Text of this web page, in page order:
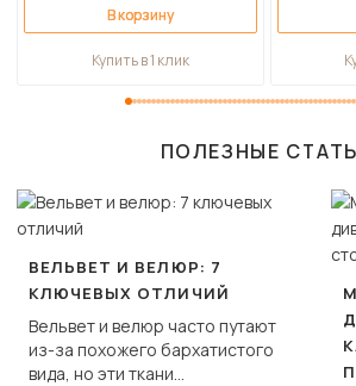
В корзину
Купить в 1 клик
ПОЛЕЗНЫЕ
ВЕЛЬВЕТ И ВЕЛЮР: 7
КЛЮЧЕВЫХ ОТЛИЧИЙ
Вельвет и велюр часто путают
из-за похожего бархатистого
вида, но эти ткани